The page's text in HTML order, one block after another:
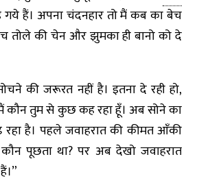
गये हैं। अपना चंदनहार तो मैं कब का बेच
तोले की चेन और झुमका ही बानो को दे
की जरूरत नहीं है। इतना दे रही हो,
मैं कौन तुम से कुछ कह रहा हूँ। अब सोने का
रहा है। पहले जवाहरात की कीमत आँकी
पूछता था? पर अब देखो जवाहरात